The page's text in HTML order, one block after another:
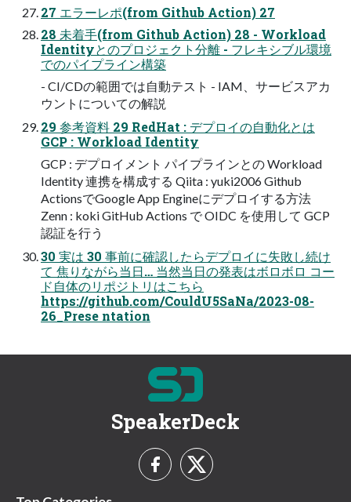
27 エラーレポ(from Github Action) 27
28 未着手(from Github Action) 28 - Workload
Identityとのプロジェクト分離 - フレキシブル環境
でのパイプライン構築
- CI/CDの範囲では自動テスト - IAM、サービスアカ
ウントについての解説
29 参考資料 29 RedHat : デプロイの自動化とは
GCP : Workload Identity
GCP : デプロイメント パイプラインとの Workload
Identity 連携を構成する Qiita : yuki2006 Github
ActionsでGoogle App Engineにデプロイする方法
Zenn : koki GitHub Actions で OIDC を使用して GCP
認証を行う
30 実は 30 事前に確認したらデプロイに失敗し続け
て 焦りながら当日… 当然当日の発表はボロボロ コー
ド自体のリポジトリはこちら
https://github.com/CouldU5SaNa/2023-08-
26_Prese ntation
SpeakerDeck